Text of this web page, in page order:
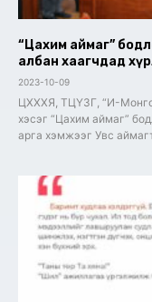
“Цахим аймаг”
албан хаагчдад
2023-10-09
ЦХХХЯ, ТЦҮЗГ, “И-
хэсэг “Цахим аймаг”
арга хэмжээг Увс